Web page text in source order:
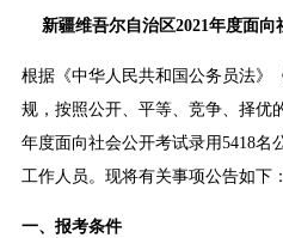
新疆维吾尔自治区2021年度面
根据《中华人民共和国公务员法》
规，按照公开、平等、竞争、择优
年度面向社会公开考试录用5418名
工作人员。现将有关事项公告如下：
一、报考条件